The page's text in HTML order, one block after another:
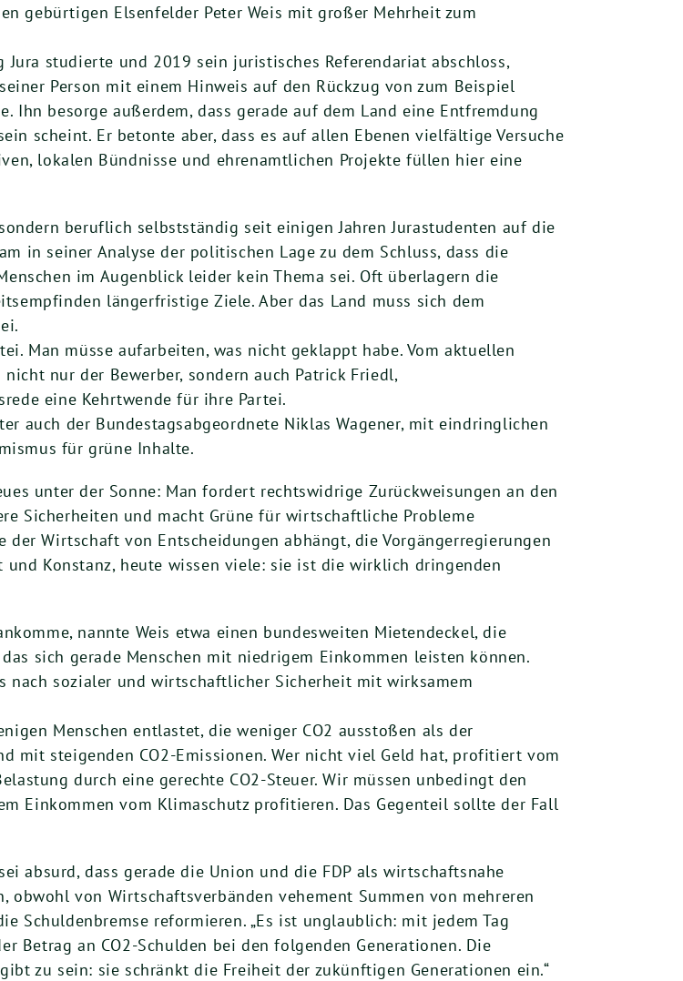
gebürtigen Elsenfelder Peter Weis mit großer Mehrheit zum
studierte und 2019 sein juristisches Referendariat abschloss,
Person mit einem Hinweis auf den Rückzug von zum Beispiel
Ihn besorge außerdem, dass gerade auf dem Land eine Entfremdung
scheint. Er betonte aber, dass es auf allen Ebenen vielfältige Versuche
lokalen Bündnisse und ehrenamtlichen Projekte füllen hier eine
beruflich selbstständig seit einigen Jahren Jurastudenten auf die
in seiner Analyse der politischen Lage zu dem Schluss, dass die
im Augenblick leider kein Thema sei. Oft überlagern die
längerfristige Ziele. Aber das Land muss sich dem
Man müsse aufarbeiten, was nicht geklappt habe. Vom aktuellen
nur der Bewerber, sondern auch Patrick Friedl,
eine Kehrtwende für ihre Partei.
auch der Bundestagsabgeordnete Niklas Wagener, mit eindringlichen
für grüne Inhalte.
unter der Sonne: Man fordert rechtswidrige Zurückweisungen an den
Sicherheiten und macht Grüne für wirtschaftliche Probleme
Wirtschaft von Entscheidungen abhängt, die Vorgängerregierungen
Konstanz, heute wissen viele: sie ist die wirklich dringenden
nannte Weis etwa einen bundesweiten Mietendeckel, die
sich gerade Menschen mit niedrigem Einkommen leisten können.
sozialer und wirtschaftlicher Sicherheit mit wirksamem
Menschen entlastet, die weniger CO2 ausstoßen als der
mit steigenden CO2-Emissionen. Wer nicht viel Geld hat, profitiert vom
durch eine gerechte CO2-Steuer. Wir müssen unbedingt den
Einkommen vom Klimaschutz profitieren. Das Gegenteil sollte der Fall
absurd, dass gerade die Union und die FDP als wirtschaftsnahe
von Wirtschaftsverbänden vehement Summen von mehreren
Schuldenbremse reformieren. „Es ist unglaublich: mit jedem Tag
Betrag an CO2-Schulden bei den folgenden Generationen. Die
zu sein: sie schränkt die Freiheit der zukünftigen Generationen ein.“